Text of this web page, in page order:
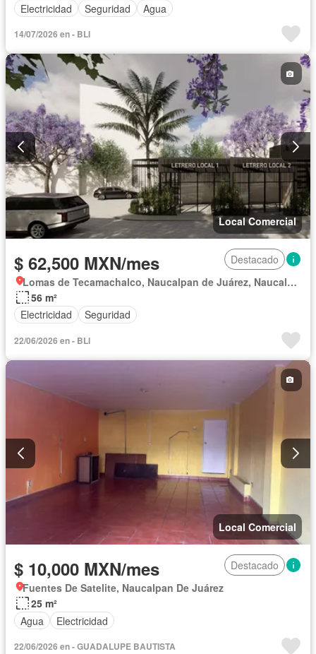
Electricidad
Seguridad Agua
14/07/2026 en - BLI
Local Comercial
$ 62,500 MXN/mes
Destacado
Lomas de Tecamachalco, Naucalpan de Juárez, Naucalpan de Juárez
56 m²
Electricidad
Seguridad
22/06/2026 en - BLI
Local Comercial
$ 10,000 MXN/mes
Destacado
Fuentes De Satelite, Naucalpan De Juárez
25 m²
Agua
Electricidad
22/06/2026 en - GUADALUPE BAUTISTA